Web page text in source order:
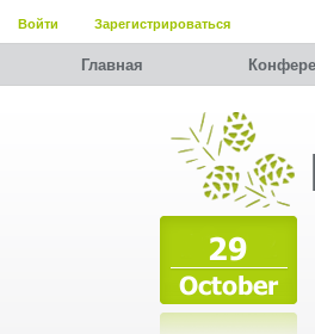
Войти Зарегистрироваться
Главная